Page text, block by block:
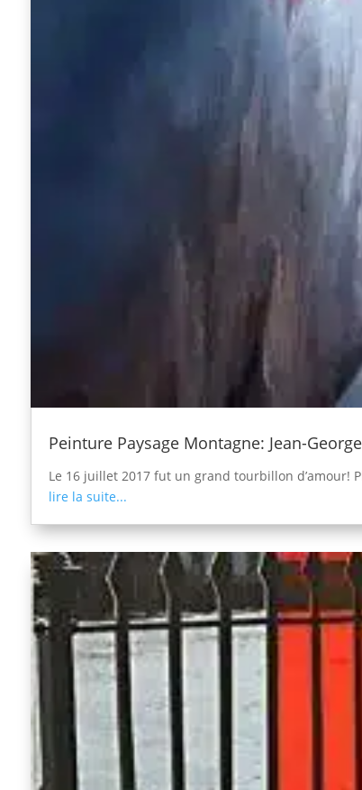
Peinture Paysage Montagne: Jean-
Le 16 juillet 2017 fut un grand tourbillon d’amour!
lire la suite...